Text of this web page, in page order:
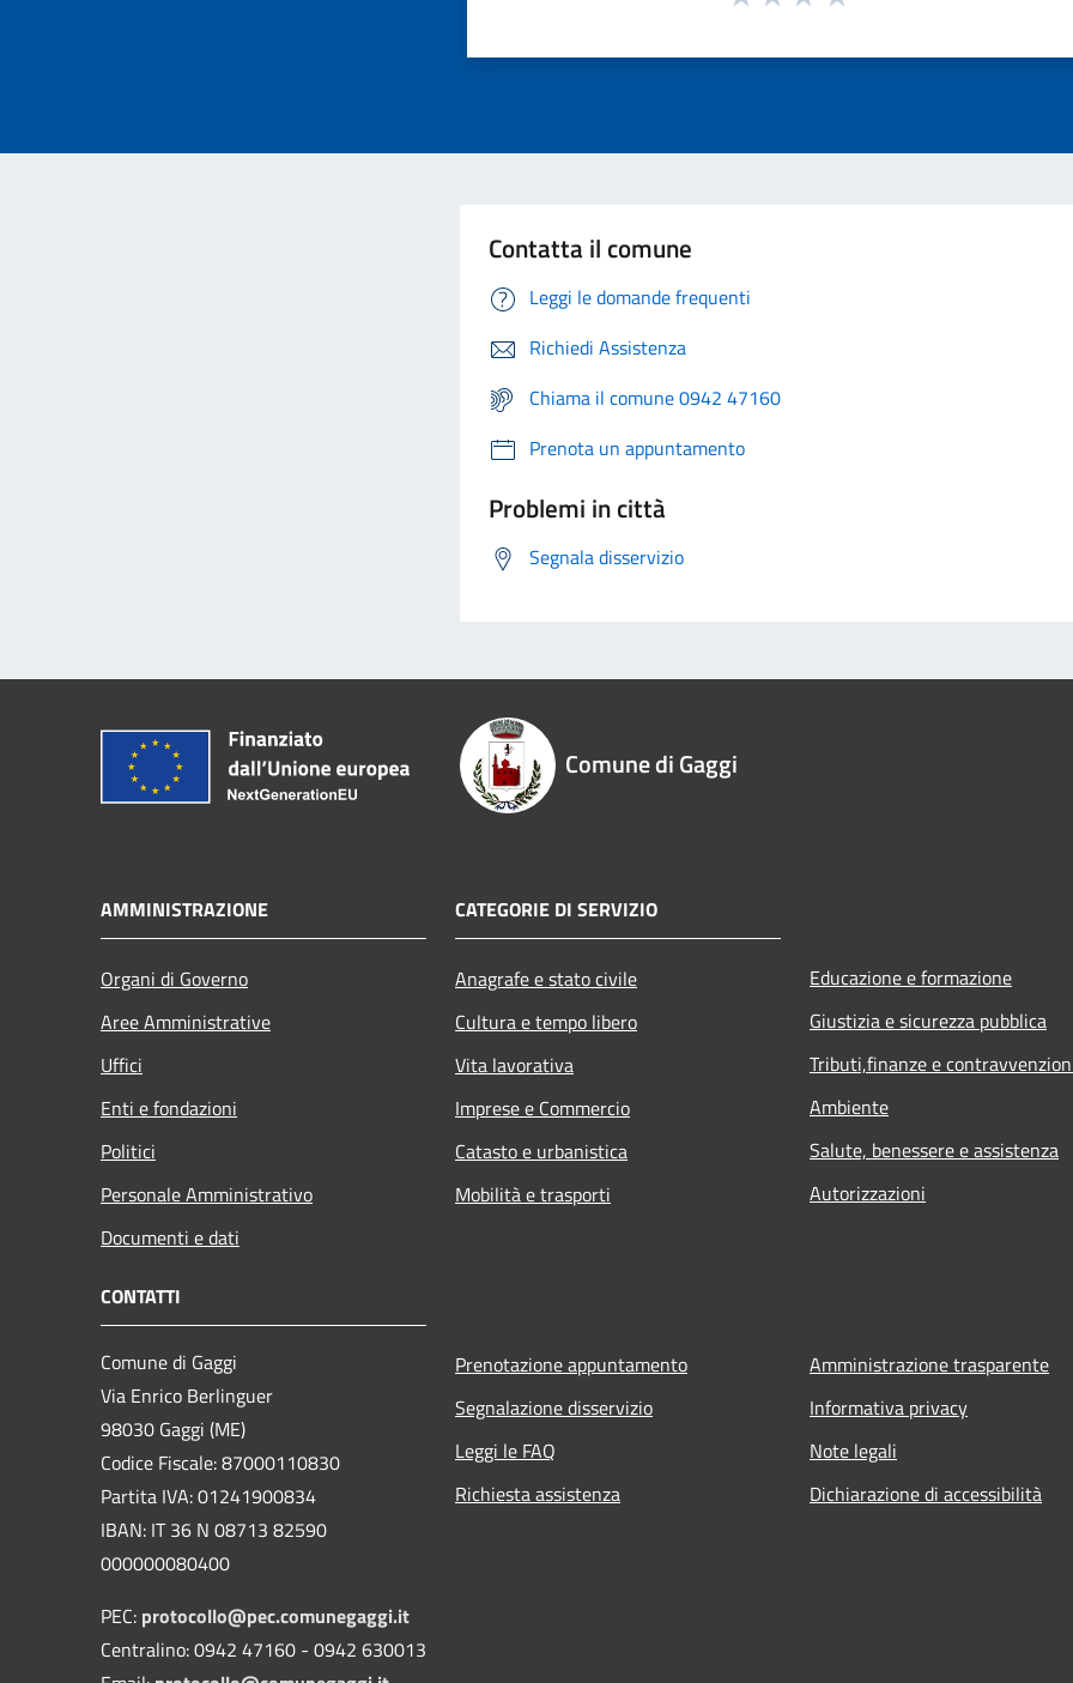
Contatta il comune
Leggi le domande frequenti
Richiedi Assistenza
Chiama il comune 0942 47160
Prenota un appuntamento
Problemi in città
Segnala disservizio
Comune di Gaggi
AMMINISTRAZIONE
Organi di Governo
Aree Amministrative
Uffici
Enti e fondazioni
Politici
Personale Amministrativo
Documenti e dati
CATEGORIE DI SERVIZIO
Anagrafe e stato civile
Cultura e tempo libero
Vita lavorativa
Imprese e Commercio
Catasto e urbanistica
Mobilità e trasporti
Educazione e formazione
Giustizia e sicurezza pubblica
Tributi,finanze e
Ambiente
Salute, benessere e assistenza
Autorizzazioni
CONTATTI
Comune di Gaggi
Via Enrico Berlinguer
98030 Gaggi (ME)
Codice Fiscale: 87000110830
Partita IVA: 01241900834
IBAN: IT 36 N 08713 82590
000000080400
PEC: protocollo@pec.comunegaggi.it
Centralino: 0942 47160 - 0942 630013
Prenotazione appuntamento
Segnalazione disservizio
Leggi le FAQ
Richiesta assistenza
Amministrazione trasparente
Informativa privacy
Note legali
Dichiarazione di accessibilità